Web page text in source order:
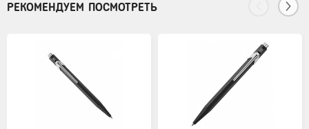
РЕКОМЕНДУЕМ ПОСМОТРЕТЬ